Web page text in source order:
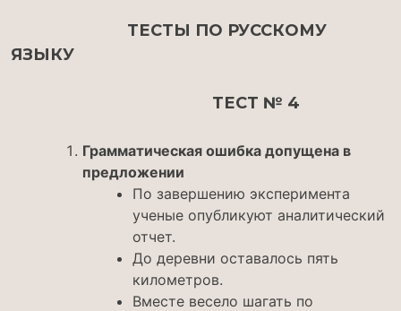
ТЕСТЫ ПО РУССКОМУ
ЯЗЫКУ
ТЕСТ № 4
Грамматическая ошибка допущена в
предложении
По завершению эксперимента
ученые опубликуют аналитический
отчет.
До деревни оставалось пять
километров.
Вместе весело шагать по